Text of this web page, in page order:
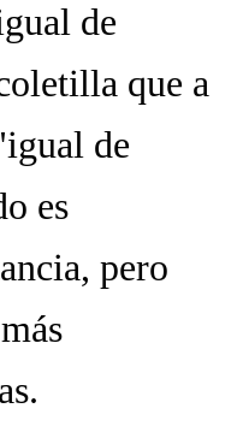
de
que a
igual de
es
pero